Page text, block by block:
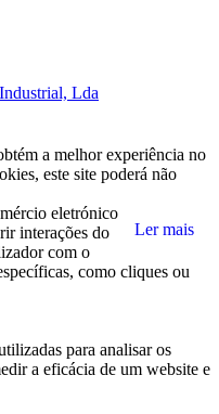
Lda
a melhor experiência no
este site poderá não
Ler mais
eletrónico
interações do
com o
como cliques ou
para analisar os
a eficácia de um website e